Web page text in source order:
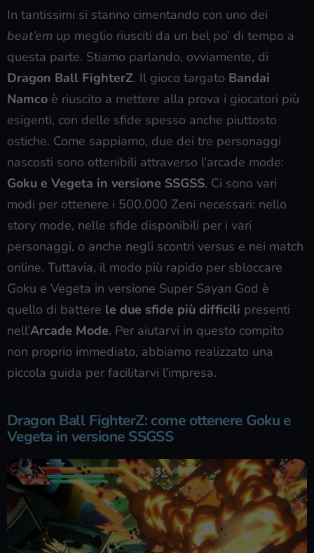
In tantissimi si stanno cimentando con uno dei
beat’em up meglio riusciti da un bel po’ di tempo a
questa parte. Stiamo parlando, ovviamente, di
Dragon Ball FighterZ. Il gioco targato Bandai
Namco è riuscito a mettere alla prova i giocatori più
esigenti, con delle sfide spesso anche piuttosto
ostiche. Come sappiamo, due dei tre personaggi
nascosti sono ottenibili attraverso l’arcade mode:
Goku e Vegeta in versione SSGSS. Ci sono vari
modi per ottenere i 500.000 Zeni necessari: nello
story mode, nelle sfide disponibili per i vari
personaggi, o anche negli scontri versus e nei match
online. Tuttavia, il modo più rapido per sbloccare
Goku e Vegeta in versione Super Sayan God è
quello di battere le due sfide più difficili presenti
nell’Arcade Mode. Per aiutarvi in questo compito
non proprio immediato, abbiamo realizzato una
piccola guida per facilitarvi l’impresa.
Dragon Ball FighterZ: come ottenere Goku e
Vegeta in versione SSGSS